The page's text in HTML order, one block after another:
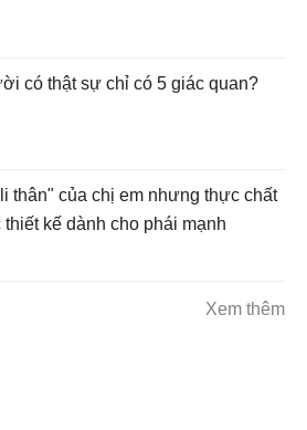
có thật sự chỉ có 5 giác quan?
thân" của chị em nhưng thực chất
kế dành cho phái mạnh
Xem thêm